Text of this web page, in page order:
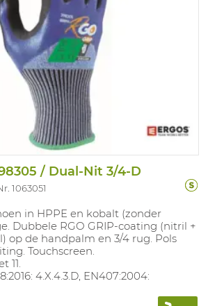
/ Dual-Nit 3/4-D
1063051
in HPPE en kobalt (zonder
Dubbele RGO GRIP-coating (nitril +
op de handpalm en 3/4 rug. Pols
Touchscreen.
11.
4.X.4.3.D, EN407:2004: